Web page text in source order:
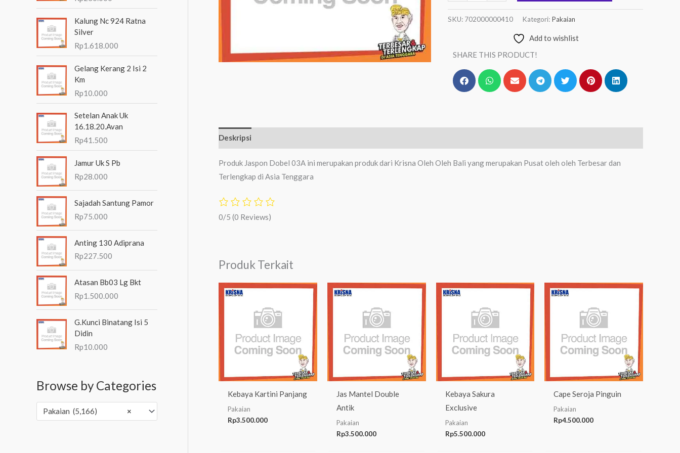
n
t
k
Kalung Nc 924 Ratna
Silver
Rp1.618.000
Gelang Kerang 2 Isi 2
Km
Rp10.000
Setelan Anak Uk
16.18.20.Avan
Rp41.500
Jamur Uk S Pb
Rp28.000
Sajadah Santung Pamor
Rp75.000
Anting 130 Adiprana
Rp227.500
Atasan Bb03 Lg Bkt
Rp1.500.000
G.Kunci Binatang Isi 5
Didin
Rp10.000
Browse by Categories
×
Pakaian (5,166)
SKU: 702000000410 Kategori: Pakaian
Add to wishlist
SHARE THIS PRODUCT!
Deskripsi
Produk Jaspon Dobel 03A ini merupakan produk dari Krisna Oleh Oleh Bali yang merupakan Pusat oleh oleh Terbesar dan
Terlengkap di Asia Tenggara
0/5 (0 Reviews)
Produk Terkait
Kebaya Kartini Panjang
Pakaian
Rp3.500.000
Jas Mantel Double
Antik
Pakaian
Rp3.500.000
Kebaya Sakura
Exclusive
Pakaian
Rp5.500.000
Cape Seroja Pinguin
Pakaian
Rp4.500.000